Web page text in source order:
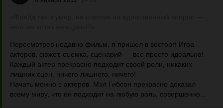
Пересмотрев недавно фильм, я пришел в восторг! Игра
актеров, сюжет, съемка, сценарий — все просто идеально!
Каждый актер прекрасно подходит своей роли, никаких
лишних сцен, ничего лишнего, ничего!
Начать можно с актеров. Мэл Гибсон прекрасно доказал
всему миру, что он подходит на любую роль, совершенно...